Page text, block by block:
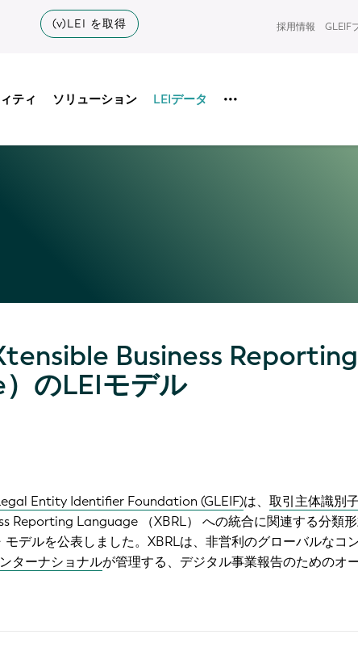
(v)LEI を取得 採用情報 GLEIF
ティ ソリューション LEIデータ •••
Business Reporting
のLEIモデル
Entity Identifier Foundation (GLEIF)は、取引主体識別
Reporting Language （XBRL） への統合に関連する分類
デルを公表しました。XBRLは、非営利のグローバルなコ
ターナショナルが管理する、デジタル事業報告のためのオ